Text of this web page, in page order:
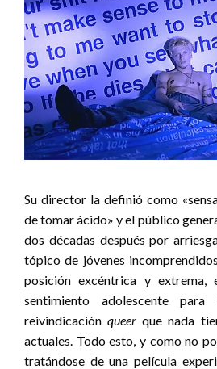
Su director la definió como
de tomar ácido» y el público
dos décadas después por
tópico de jóvenes
posición excéntrica y extrema,
sentimiento adolescente
reivindicaciónqueer que nada
actuales. Todo esto, y como no
tratándose de una película